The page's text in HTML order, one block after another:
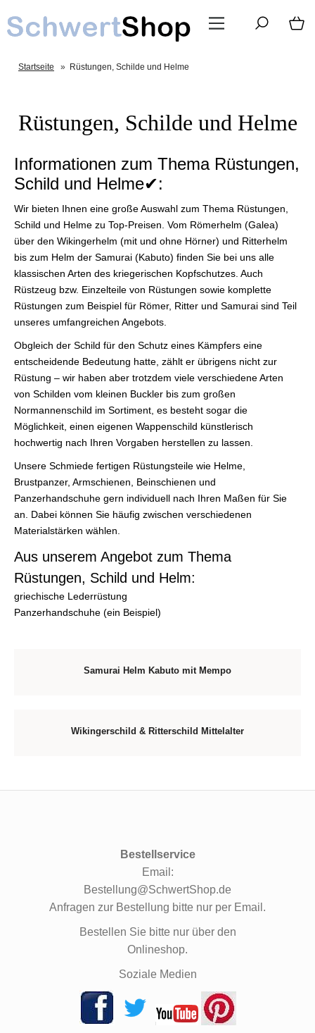
Startseite » Rüstungen, Schilde und Helme
Rüstungen, Schilde und Helme
Informationen zum Thema Rüstungen,
Schild und Helme✔:
Wir bieten Ihnen eine große Auswahl zum Thema Rüstungen,
Schild und Helme zu Top-Preisen. Vom Römerhelm (Galea)
über den Wikingerhelm (mit und ohne Hörner) und Ritterhelm
bis zum Helm der Samurai (Kabuto) finden Sie bei uns alle
klassischen Arten des kriegerischen Kopfschutzes. Auch
Rüstzeug bzw. Einzelteile von Rüstungen sowie komplette
Rüstungen zum Beispiel für Römer, Ritter und Samurai sind Teil
unseres umfangreichen Angebots.
Obgleich der Schild für den Schutz eines Kämpfers eine
entscheidende Bedeutung hatte, zählt er übrigens nicht zur
Rüstung – wir haben aber trotzdem viele verschiedene Arten
von Schilden vom kleinen Buckler bis zum großen
Normannenschild im Sortiment, es besteht sogar die
Möglichkeit, einen eigenen Wappenschild künstlerisch
hochwertig nach Ihren Vorgaben herstellen zu lassen.
Unsere Schmiede fertigen Rüstungsteile wie Helme,
Brustpanzer, Armschienen, Beinschienen und
Panzerhandschuhe gern individuell nach Ihren Maßen für Sie
an. Dabei können Sie häufig zwischen verschiedenen
Materialstärken wählen.
Aus unserem Angebot zum Thema
Rüstungen, Schild und Helm:
griechische Lederrüstung
Panzerhandschuhe (ein Beispiel)
Samurai Helm Kabuto mit Mempo
Wikingerschild & Ritterschild Mittelalter
Bestellservice
Email:
Bestellung@SchwertShop.de
Anfragen zur Bestellung bitte nur per Email.
Bestellen Sie bitte nur über den
Onlineshop.
Soziale Medien